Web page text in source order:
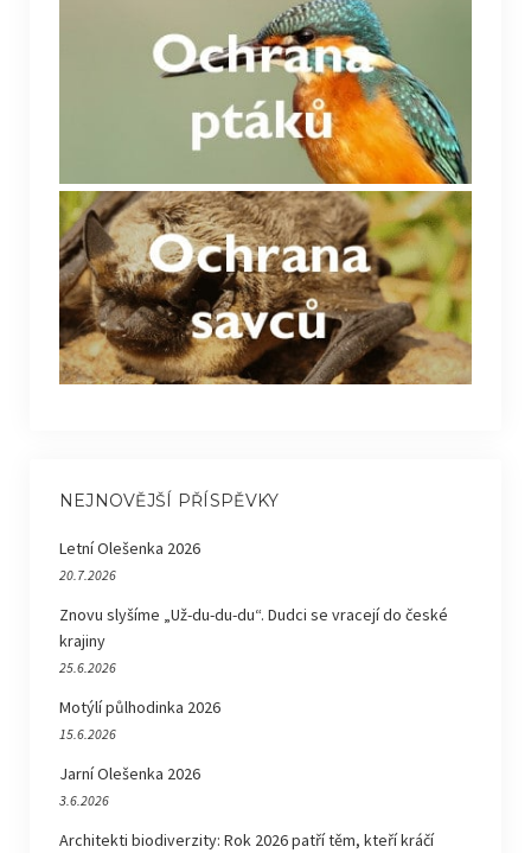
NEJNOVĚJŠÍ PŘÍSPĚVKY
Letní Olešenka 2026
20.7.2026
Znovu slyšíme „Už-du-du-du“. Dudci se vracejí do české
krajiny
25.6.2026
Motýlí půlhodinka 2026
15.6.2026
Jarní Olešenka 2026
3.6.2026
Architekti biodiverzity: Rok 2026 patří těm, kteří kráčí